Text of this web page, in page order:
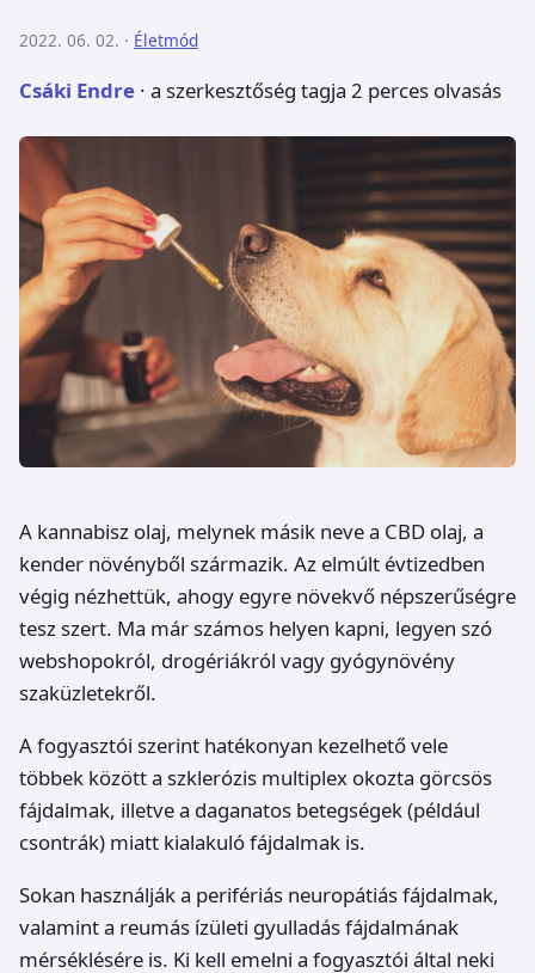
2022. 06. 02. · Életmód
Csáki Endre · a szerkesztőség tagja 2 perces olvasás
A kannabisz olaj, melynek másik neve a CBD olaj, a
kender növényből származik. Az elmúlt évtizedben
végig nézhettük, ahogy egyre növekvő népszerűségre
tesz szert. Ma már számos helyen kapni, legyen szó
webshopokról, drogériákról vagy gyógynövény
szaküzletekről.
A fogyasztói szerint hatékonyan kezelhető vele
többek között a szklerózis multiplex okozta görcsös
fájdalmak, illetve a daganatos betegségek (például
csontrák) miatt kialakuló fájdalmak is.
Sokan használják a perifériás neuropátiás fájdalmak,
valamint a reumás ízületi gyulladás fájdalmának
mérséklésére is. Ki kell emelni a fogyasztói által neki